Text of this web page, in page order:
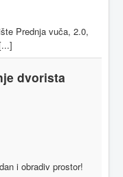
Prednja vuča, 2.0,
dvorista
i obradiv prostor!